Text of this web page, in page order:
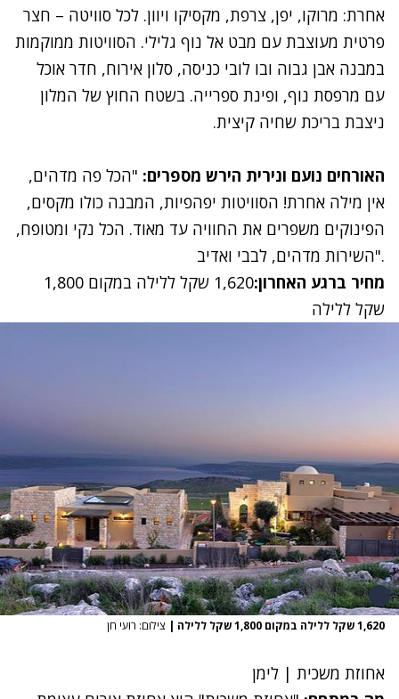
אחרת: מרוקו, יפן, צרפת, מקסיקו ויוון. לכל סוויטה – חצר
פרטית מעוצבת עם מבט אל נוף גלילי. הסוויטות ממוקמות
במבנה אבן גבוה ובו לובי כניסה, סלון אירוח, חדר אוכל
עם מרפסת נוף, ופינת ספרייה. בשטח החוץ של המלון
ניצבת בריכת שחיה קיצית.
האורחים נועם ונירית הירש מספרים: "הכל פה מדהים,
אין מילה אחרת! הסוויטות יפהפיות, המבנה כולו מקסים,
הפינוקים משפרים את החוויה עד מאוד. הכל נקי ומטופח,
השירות מדהים, לבבי ואדיב".
מחיר ברגע האחרון:
1,620 שקל ללילה במקום 1,800
שקל ללילה
1,620 שקל ללילה במקום 1,800 שקל ללילה | צילום: רועי חן
אחוזת משכית | לימן